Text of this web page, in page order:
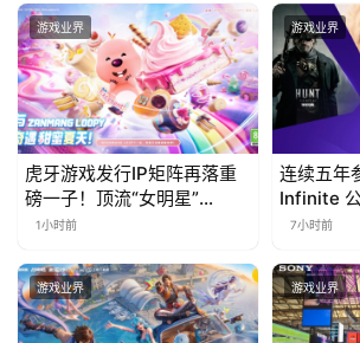
曝光
游戏业界
虎牙游戏发行IP矩阵再落重
磅一子！顶流“女明星”
ZANMANG LOOPY 正版3D
曝光
1小时前
游戏业界
连续五年
Infinite
展产品阵容
7小时前
游戏业界 游戏业界